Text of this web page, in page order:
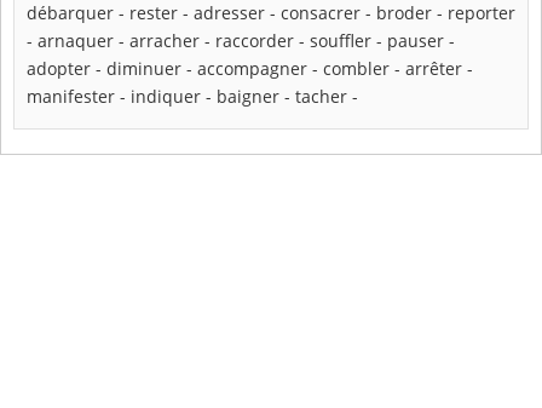
débarquer - rester - adresser - consacrer - broder - reporter
- arnaquer - arracher - raccorder - souffler - pauser -
adopter - diminuer - accompagner - combler - arrêter -
manifester - indiquer - baigner - tacher -